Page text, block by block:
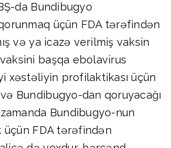
da Bundibugyo
üçün FDA tərəfindən
və ya icazə verilmiş vaksin
vaksini başqa ebolavirus
xəstəliyin profilaktikası üçün
Bundibugyo-dan qoruyacağı
Bundibugyo-nun
FDA tərəfindən